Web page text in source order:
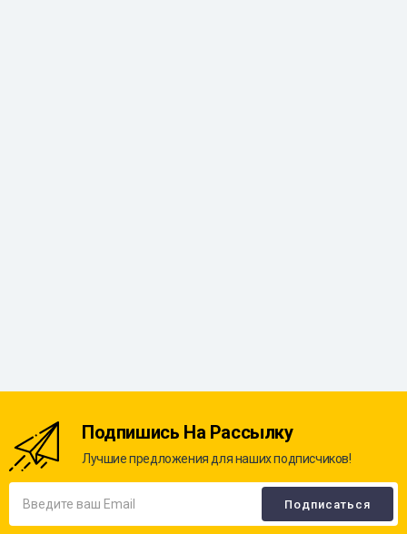
Подпишись На Рассылку
Лучшие предложения для наших подписчиков!